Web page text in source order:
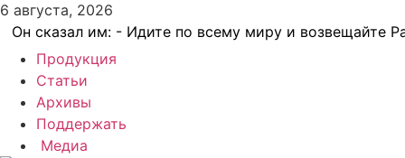
6 августа, 2026
им: - Идите по всему миру и возвещайте
Продукция
Статьи
Архивы
Поддержать
Медиа